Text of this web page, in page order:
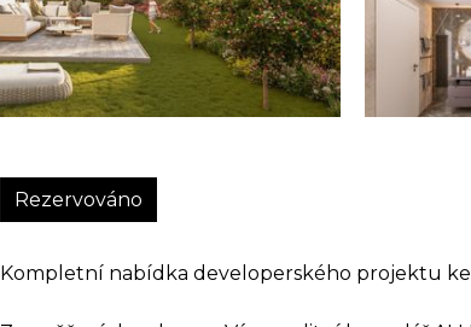
Rezervováno
Kompletní nabídka developerského projektu